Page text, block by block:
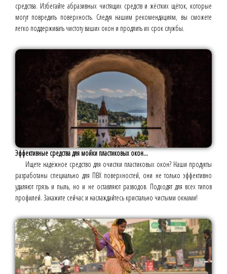
средства. Избегайте абразивных чистящих средств и жёстких щёток, которые
могут повредить поверхность. Следуя нашим рекомендациям, вы сможете
легко поддерживать чистоту ваших окон и продлить их срок службы.
Эффективные средства для мойки пластиковых окон...
Ищете надёжное средство для очистки пластиковых окон? Наши продукты
разработаны специально для ПВХ поверхностей, они не только эффективно
удаляют грязь и пыль, но и не оставляют разводов. Подходят для всех типов
профилей. Закажите сейчас и наслаждайтесь кристально чистыми окнами!